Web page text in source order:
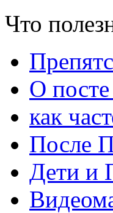
Что
О
как
После
Дети и